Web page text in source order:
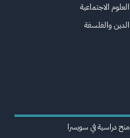
العلوم الاجتماعية
الدين والفلسفة
منح دراسية في سويسرا